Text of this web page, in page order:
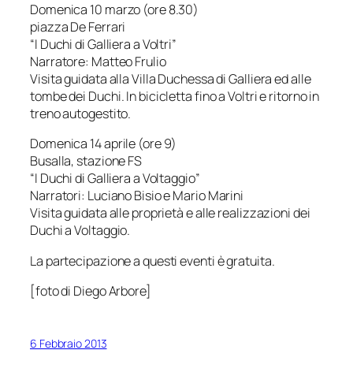
Domenica 10 marzo (ore 8.30)
piazza De Ferrari
“I Duchi di Galliera a Voltri”
Narratore: Matteo Frulio
Visita guidata alla Villa Duchessa di Galliera ed alle
tombe dei Duchi. In bicicletta fino a Voltri e ritorno in
treno autogestito.
Domenica 14 aprile (ore 9)
Busalla, stazione FS
“I Duchi di Galliera a Voltaggio”
Narratori: Luciano Bisio e Mario Marini
Visita guidata alle proprietà e alle realizzazioni dei
Duchi a Voltaggio.
La partecipazione a questi eventi è gratuita.
[foto di Diego Arbore]
6 Febbraio 2013